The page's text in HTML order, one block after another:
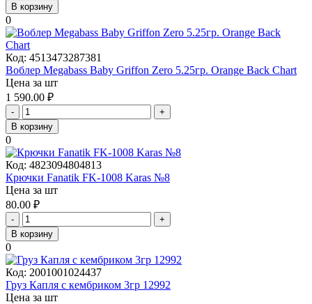
В корзину
0
Код: 4513473287381
Воблер Megabass Baby Griffon Zero 5.25гр. Orange Back Chart
Цена за шт
1 590.00 ₽
-
+
В корзину
0
Код: 4823094804813
Крючки Fanatik FK-1008 Karas №8
Цена за шт
80.00 ₽
-
+
В корзину
0
Код: 2001001024437
Груз Капля с кембриком 3гр 12992
Цена за шт